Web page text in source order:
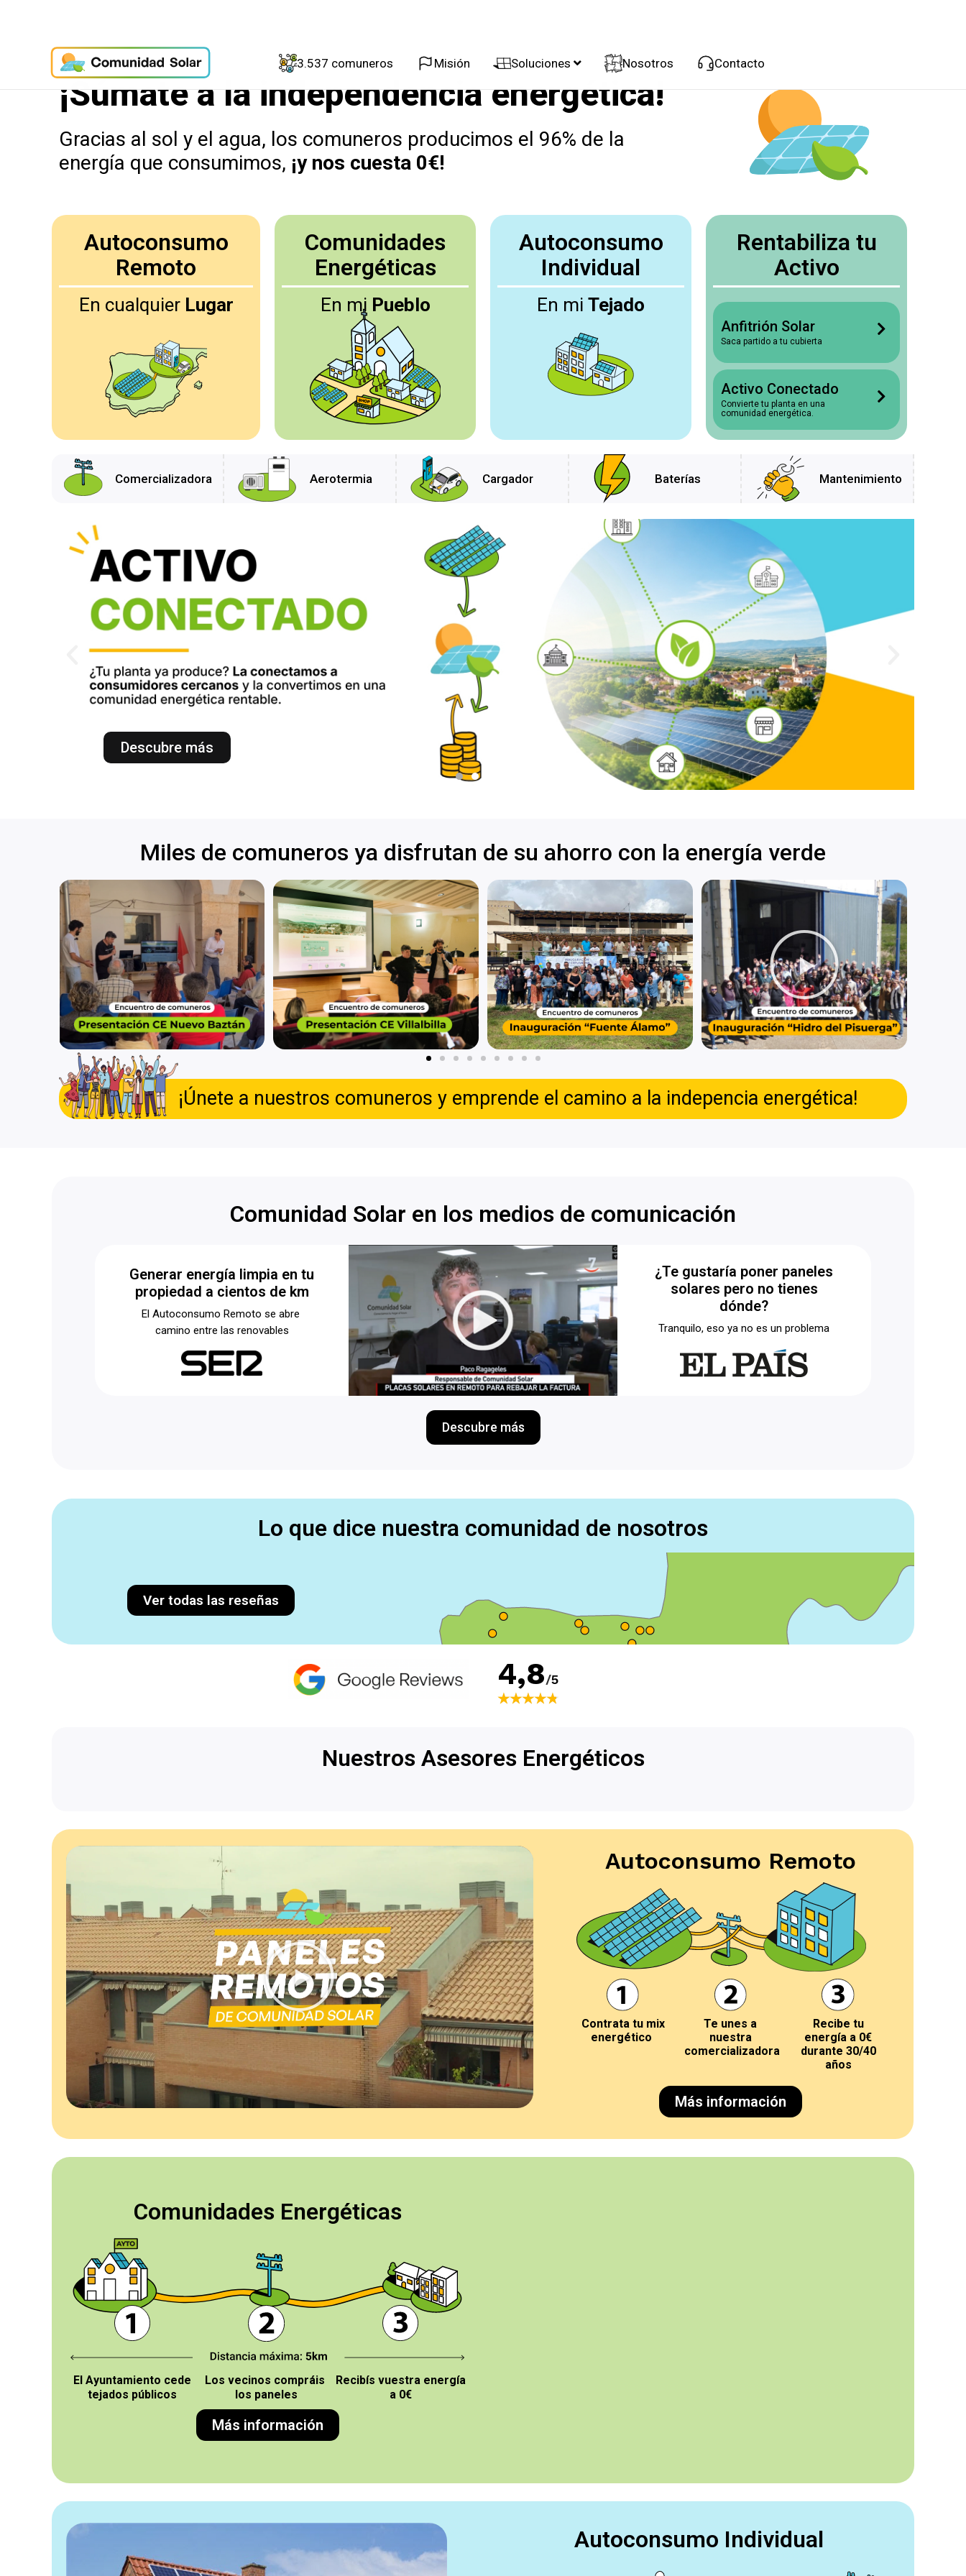
3.537 comuneros Misión Soluciones Nosotros Contacto
¡Súmate a la independencia energética!
Gracias al sol y el agua, los comuneros producimos el 96% de la
energía que consumimos, ¡y nos cuesta 0€!
INVIERTE EN COMUNIDAD SOLAR
Autoconsumo
Remoto
En cualquierLugar
Comunidades
Energéticas
En mi Pueblo
Autoconsumo
Individual
En mi Tejado
Rentabiliza tu
Activo
Anfitrión Solar
Saca partido a tu cubierta
Activo Conectado
Convierte tu planta en una
comunidad energética.
Comercializadora Aerotermia Cargador Baterías Mantenimiento
Descubre más
Miles de comuneros ya disfrutan de su ahorro con la energía verde
¡Únete a nuestros comuneros y emprende el camino a la indepencia energética!
Comunidad Solar en los medios de comunicación
Generar energía limpia en tu
propiedad a cientos de km
El Autoconsumo Remoto se abre
camino entre las renovables
¿Te gustaría poner paneles
solares pero no tienes
dónde?
Tranquilo, eso ya no es un problema
Descubre más
Lo que dice nuestra comunidad de nosotros
Ver todas las reseñas
4,8/5
★★★★★
★★★★★
Nuestros Asesores Energéticos
Autoconsumo Remoto
Contrata tu mix
energético
Te unes a
nuestra
comercializadora
Recibe tu
energía a 0€
durante 30/40
años
Más información
Comunidades Energéticas
El Ayuntamiento cede
tejados públicos
Los vecinos compráis
los paneles
Recibís vuestra energía
a 0€
Más información
Autoconsumo Individual